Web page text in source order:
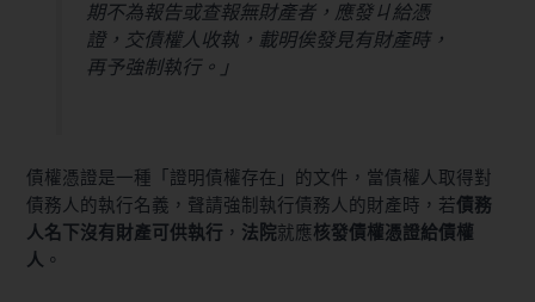
期不為報告或查報無財產者，應發ㄐ給憑
證，交債權人收執，載明俟發見有財產時，
再予強制執行。」
債權憑證是一種「證明債權存在」的文件，當債權人取得對
債務人的執行名義 ，聲請強制執行債務人的財產時，若債務
人名下沒有財產可供執行 ， 法院就應核發債權憑證給債權
人 。